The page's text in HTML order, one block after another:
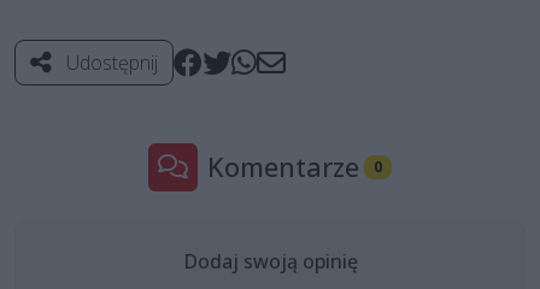
Udostępnij
Komentarze 0
Dodaj swoją opinię